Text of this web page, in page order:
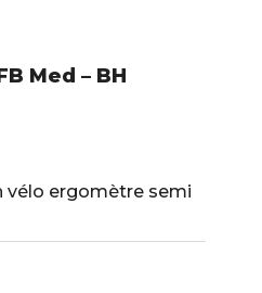
Med – BH
vélo ergomètre semi